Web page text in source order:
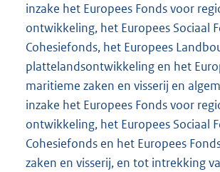
inzake het Europees Fonds voor
ontwikkeling, het Europees Sociaal
Cohesiefonds, het Europees
plattelandsontwikkeling en het
maritieme zaken en visserij en
inzake het Europees Fonds voor
ontwikkeling, het Europees Sociaal
Cohesiefonds en het Europees
zaken en visserij, en tot intrekking